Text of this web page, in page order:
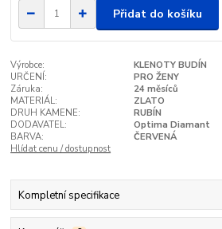
Přidat do košíku
Výrobce:
KLENOTY BUDÍN
URČENÍ:
PRO ŽENY
Záruka:
24 měsíců
MATERIÁL:
ZLATO
DRUH KAMENE:
RUBÍN
DODAVATEL:
Optima Diamant
BARVA:
ČERVENÁ
Hlídat cenu / dostupnost
Kompletní specifikace